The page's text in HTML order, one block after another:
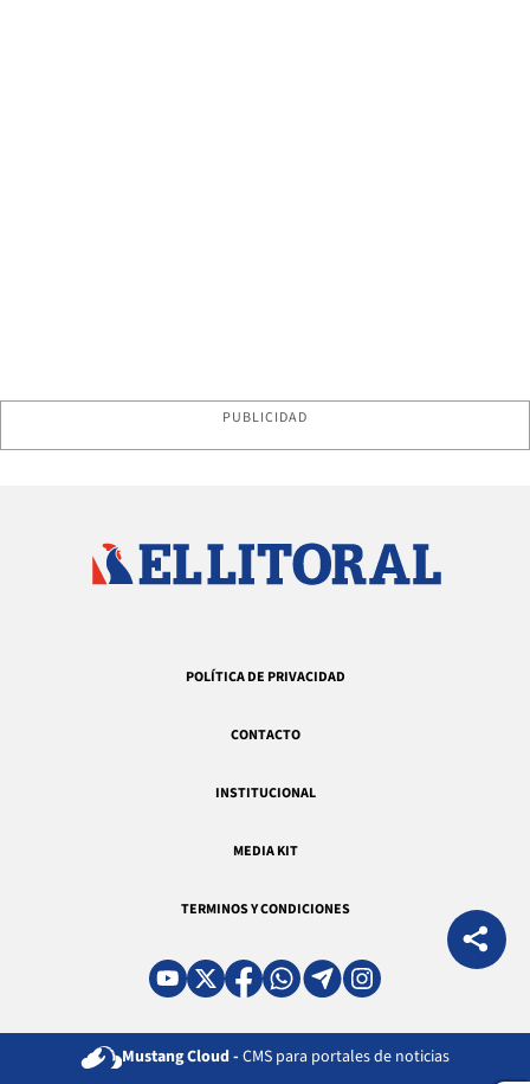
PUBLICIDAD
POLÍTICA DE PRIVACIDAD
CONTACTO
INSTITUCIONAL
MEDIA KIT
TERMINOS Y CONDICIONES
Mustang Cloud - CMS para portales de noticias